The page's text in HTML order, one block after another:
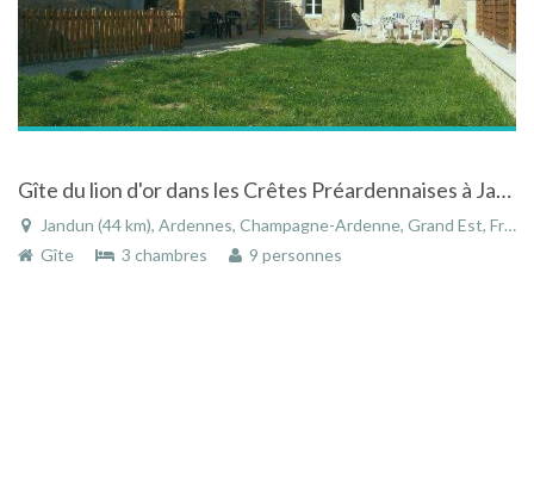
Gîte du lion d'or dans les Crêtes Préardennaises à Jandun, Champagne-Ardenne
Jandun (44 km), Ardennes, Champagne-Ardenne, Grand Est, France
Gîte
3 chambres 9 personnes